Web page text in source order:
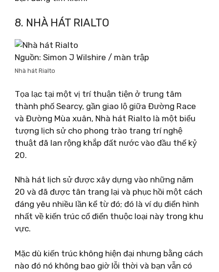
8. NHÀ HÁT RIALTO
Nguồn: Simon J Wilshire / màn trập
Nhà hát Rialto
Tọa lạc tại một vị trí thuận tiện ở trung tâm
thành phố Searcy, gần giao lộ giữa Đường Race
và Đường Mùa xuân, Nhà hát Rialto là một biểu
tượng lịch sử cho phong trào trang trí nghệ
thuật đã lan rộng khắp đất nước vào đầu thế kỷ
20.
Nhà hát lịch sử được xây dựng vào những năm
20 và đã được tân trang lại và phục hồi một cách
đáng yêu nhiều lần kể từ đó; đó là ví dụ điển hình
nhất về kiến ​​trúc cổ điển thuộc loại này trong khu
vực.
Mặc dù kiến ​​trúc không hiện đại nhưng bằng cách
nào đó nó không bao giờ lỗi thời và bạn vẫn có